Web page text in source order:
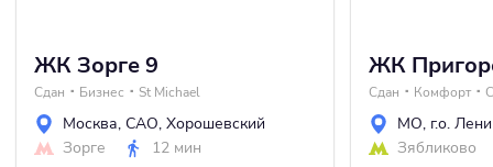
ЖК Зорге 9
Сдан Бизнес St Michael
Москва, САО, Хорошевский
Зорге
12 мин
ЖК
Сдан Комфорт
МО, г.о.
Зябликово